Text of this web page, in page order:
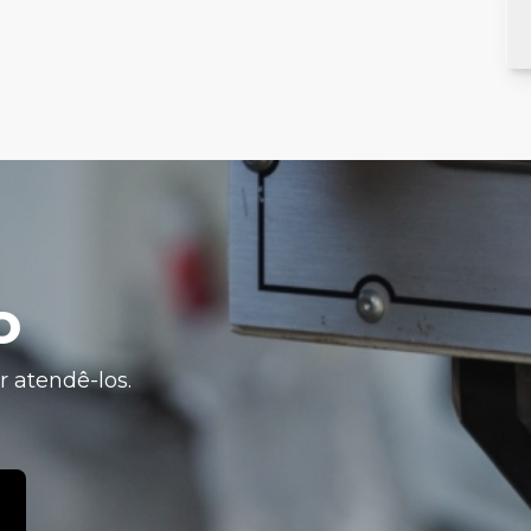
atendê-los.